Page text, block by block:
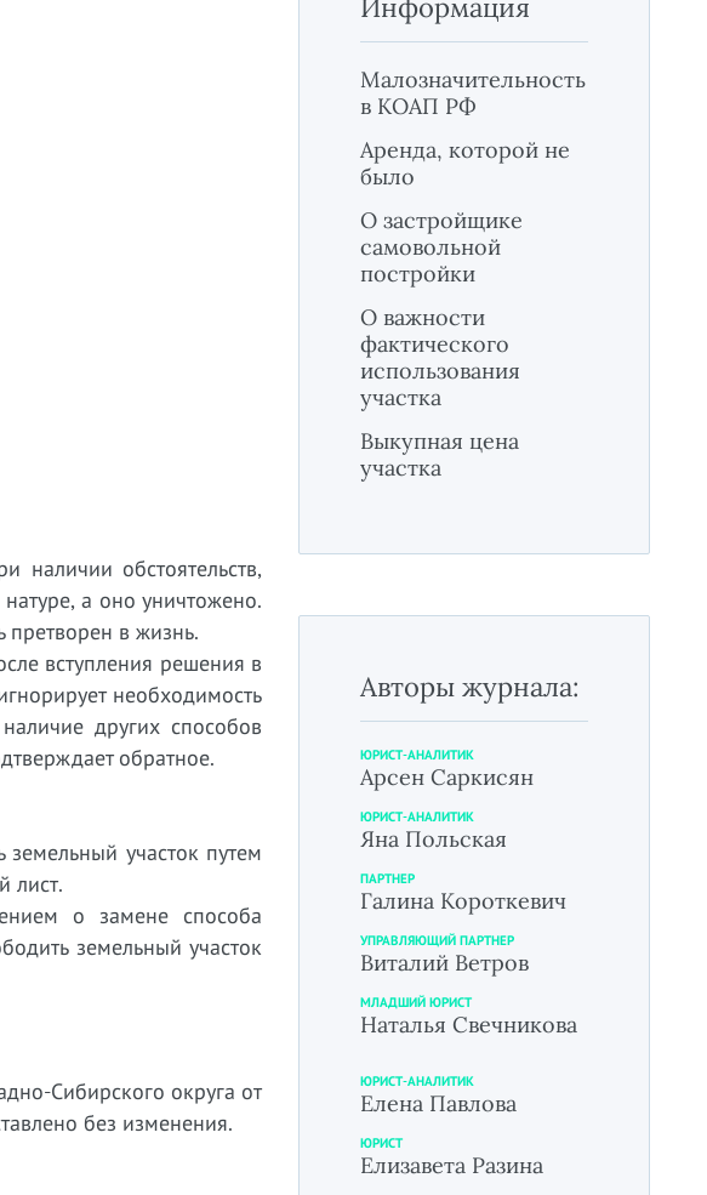
наличии обстоятельств,
а оно уничтожено.
претворен в жизнь.
вступления решения в
необходимость
других способов
обратное.
участок путем
лист.
о замене способа
земельный участок
Сибирского округа от
без изменения.
Информация
Малозначительность
в КОАП РФ
Аренда, которой не
было
О застройщике
самовольной
постройки
О важности
фактического
использования
участка
Выкупная цена
участка
Авторы журнала:
ЮРИСТ-АНАЛИТИК
Арсен Саркисян
ЮРИСТ-АНАЛИТИК
Яна Польская
ПАРТНЕР
Галина Короткевич
УПРАВЛЯЮЩИЙ ПАРТНЕР
Виталий Ветров
МЛАДШИЙ ЮРИСТ
Наталья Свечникова
ЮРИСТ-АНАЛИТИК
Елена Павлова
ЮРИСТ
Елизавета Разина